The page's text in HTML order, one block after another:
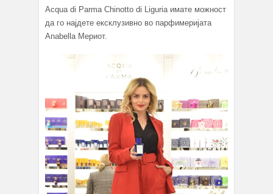
Acqua di Parma Chinotto di Liguria имате можност
да го најдете ексклузивно во парфимеријата
Anabella Мериот.